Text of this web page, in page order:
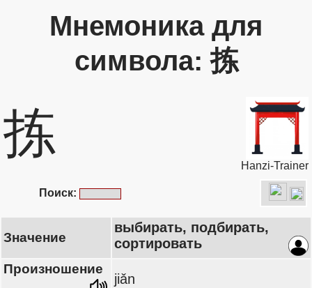
Мнемоника для
символа: 拣
拣
Hanzi-Trainer
Поиск:
Значение
выбирать, подбирать,
сортировать
Произношение
jiǎn